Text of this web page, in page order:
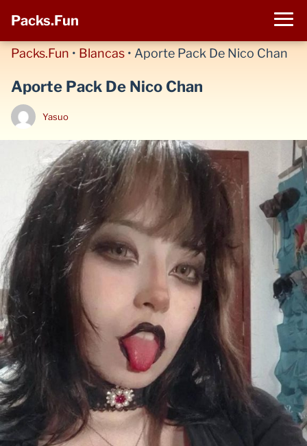
Packs.Fun
Packs.Fun • Blancas • Aporte Pack De Nico Chan
Aporte Pack De Nico Chan
Yasuo